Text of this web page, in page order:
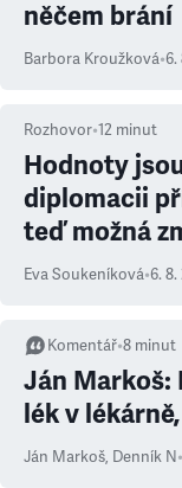
něčem brání
Barbora Kroužková•6.
Rozhovor•12 minut
Hodnoty
diplomacii
teď možná
Eva Soukeníková•6. 8.
Komentář•8 minut
Ján Markoš:
lék v
Ján Markoš, Denník N•